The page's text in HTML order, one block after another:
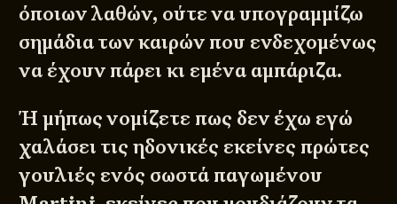
όποιων λαθών, ούτε να υπογραμμίζω
σημάδια των καιρών που ενδεχομένως
να έχουν πάρει κι εμένα αμπάριζα.
Ή μήπως νομίζετε πως δεν έχω εγώ
χαλάσει τις ηδονικές εκείνες πρώτες
γουλιές ενός σωστά παγωμένου